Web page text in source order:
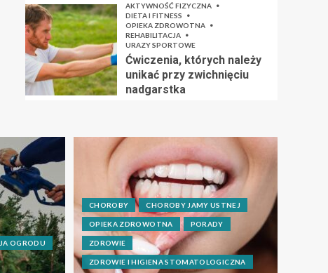
AKTYWNOŚĆ FIZYCZNA
DIETA I FITNESS
OPIEKA ZDROWOTNA
REHABILITACJA
URAZY SPORTOWE
Ćwiczenia, których należy
unikać przy zwichnięciu
nadgarstka
OGRODU
CHOROBY CHOROBY JAMY USTNEJ
OPIEKA ZDROWOTNA PORADY
ZDROWIE
ZDROWIE I HIGIENA STOMATOLOGICZNA